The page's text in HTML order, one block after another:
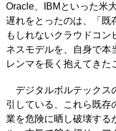
Oracle、IBMといった米
遅れをとったのは、「既
もしれないクラウドコ
ネスモデルを、自身で本
レンマを長く抱えてきた
デジタルボルテックス
引している、これら既存
業を危険に晒し破壊する